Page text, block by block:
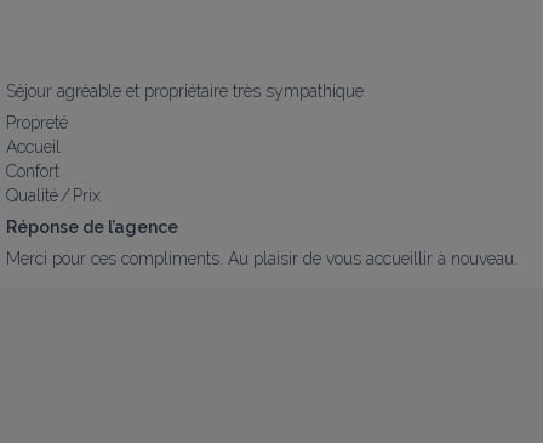
Séjour agréable et propriétaire très sympathique
Propreté
Accueil
Confort
Qualité / Prix
Réponse de l’agence
Merci pour ces compliments. Au plaisir de vous accueillir à nouveau.